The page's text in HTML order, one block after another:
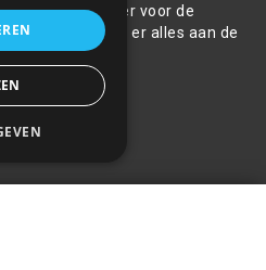
uw partner voor de
Wij doen er alles aan de
te bieden.